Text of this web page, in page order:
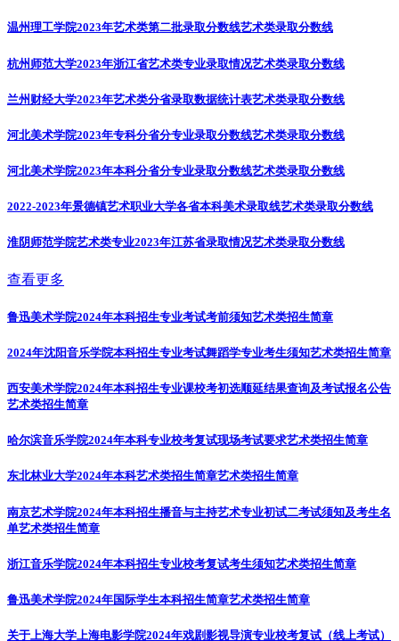
温州理工学院2023年艺术类第二批录取分数线艺术类录取分数线
杭州师范大学2023年浙江省艺术类专业录取情况艺术类录取分数线
兰州财经大学2023年艺术类分省录取数据统计表艺术类录取分数线
河北美术学院2023年专科分省分专业录取分数线艺术类录取分数线
河北美术学院2023年本科分省分专业录取分数线艺术类录取分数线
2022-2023年景德镇艺术职业大学各省本科美术录取线艺术类录取分数线
淮阴师范学院艺术类专业2023年江苏省录取情况艺术类录取分数线
查看更多
鲁迅美术学院2024年本科招生专业考试考前须知艺术类招生简章
2024年沈阳音乐学院本科招生专业考试舞蹈学专业考生须知艺术类招生简章
西安美术学院2024年本科招生专业课校考初选顺延结果查询及考试报名公告
艺术类招生简章
哈尔滨音乐学院2024年本科专业校考复试现场考试要求艺术类招生简章
东北林业大学2024年本科艺术类招生简章艺术类招生简章
南京艺术学院2024年本科招生播音与主持艺术专业初试二考试须知及考生名
单艺术类招生简章
浙江音乐学院2024年本科招生专业校考复试考生须知艺术类招生简章
鲁迅美术学院2024年国际学生本科招生简章艺术类招生简章
关于上海大学上海电影学院2024年戏剧影视导演专业校考复试（线上考试）